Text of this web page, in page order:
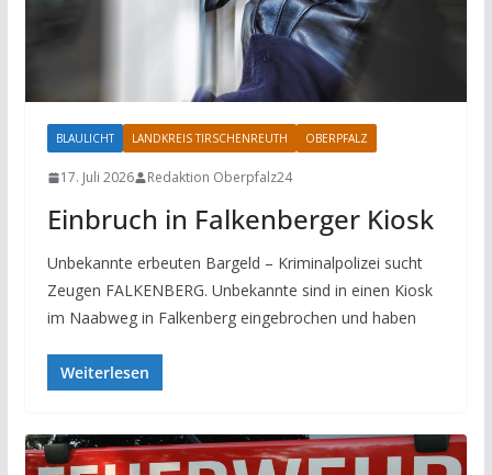
BLAULICHT LANDKREIS TIRSCHENREUTH OBERPFALZ
17. Juli 2026 Redaktion Oberpfalz24
Einbruch in Falkenberger Kiosk
Unbekannte erbeuten Bargeld – Kriminalpolizei sucht
Zeugen FALKENBERG. Unbekannte sind in einen Kiosk
im Naabweg in Falkenberg eingebrochen und haben
Weiterlesen